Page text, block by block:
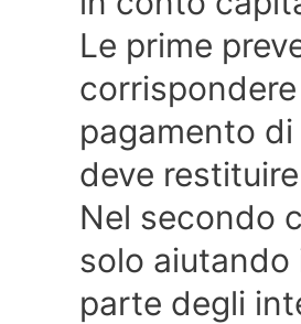
Le prime
pagamento
deve
Nel secondo
solo
parte degli